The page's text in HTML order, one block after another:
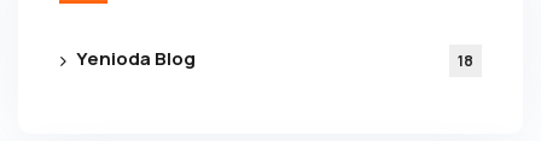
Yenioda Blog 18